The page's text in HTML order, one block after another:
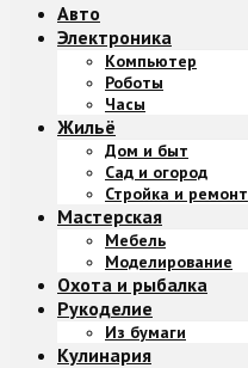
Авто
Электроника
Компьютер
Роботы
Часы
Жильё
Дом и быт
Сад и огород
Стройка и ремонт
Мастерская
Мебель
Моделирование
Охота и рыбалка
Рукоделие
Из бумаги
Кулинария